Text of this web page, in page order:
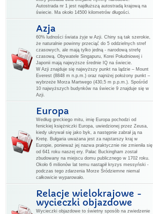
Autostrada nr 1 jest najdłuższą autostradą krajową na
świecie. Ma około 14500 kilometrów długości.
Azja
60% ludności świata żyje w Azji. Chiny są tak szerokie,
że naturalnie powinny przeciąć do 5 oddzielnych stref
czasowych, ale mają tylko jedną - narodową strefę
czasową. Obywatele Singapuru, Korei Południowej i
Japonii mają najwyższe średnie IQ na świecie.
W Azji znajduje się najwyższy punkt na lądzie – Mount
Everest (8848 m n.p.m.) oraz najniżej położony punkt –
wybrzeże Morza Martwego (430,5 m p.p.m.). Spośród
10 najwyższych budynków na świecie 9 znajduje się w
Azji.
Europa
Według greckiego mitu, imię Europa pochodzi od
fenickiej księżniczki Europa, uwiedzionej przez Zeusa,
kiedy ukrywał się jako byk, a następnie zabrał ją na
Kretę. Bułgaria uważana jest za najstarszy kraj w
Europie, ponieważ jej nazwa praktycznie nie zmieniła się
od 641 roku naszej ery. Pałac Buckingham został
zbudowany na miejscu domu publicznego w 1702 roku.
Około 6 milionów lat temu nastąpił kryzys messyński -
podczas tego zdarzenia Morze Śródziemne niemal
całkowicie wyparowało.
Relacje wielokrajowe -
wycieczki objazdowe
Wycieczki objazdowe to świetny sposób na zwiedzenie